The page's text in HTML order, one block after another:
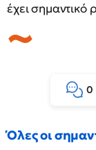
έχει σημαντικό
0
Όλες οι